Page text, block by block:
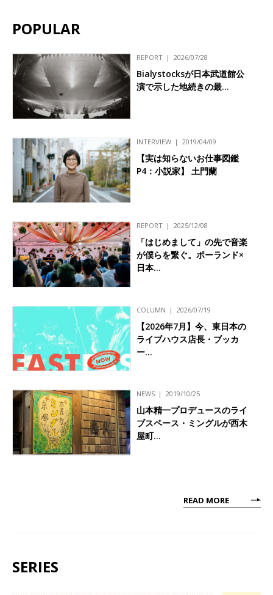
POPULAR
REPORT 2026/07/28
Bialystocksが日本武道館公
演で示した地続きの最…
INTERVIEW 2019/04/09
【実は知らないお仕事図鑑
P4：小説家】 土門蘭
REPORT 2025/12/08
「はじめまして」の先で音楽
が僕らを繋ぐ。ポーランド×
日本…
COLUMN 2026/07/19
【2026年7月】今、東日本の
ライブハウス店長・ブッカ
ー…
NEWS 2019/10/25
山本精一プロデュースのライ
ブスペース・ミングルが西木
屋町…
READ MORE
SERIES